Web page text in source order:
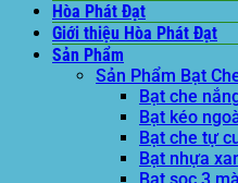
Hòa Phát Đạt
Giới thiệu Hòa Phát Đạt
Sản Phẩm
Sản Phẩm Bạt
Bạt che
Bạt kéo
Bạt che tự
Bạt nhựa